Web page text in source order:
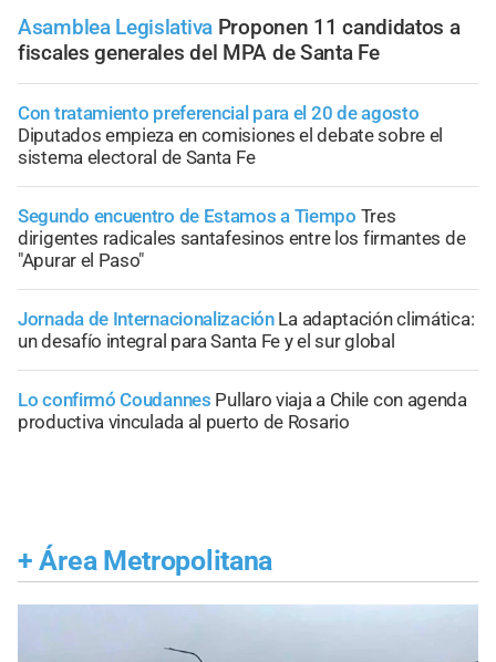
Asamblea Legislativa Proponen 11 candidatos a
fiscales generales del MPA de Santa Fe
Con tratamiento preferencial para el 20 de agosto
Diputados empieza en comisiones el debate sobre el
sistema electoral de Santa Fe
Segundo encuentro de Estamos a Tiempo Tres
dirigentes radicales santafesinos entre los firmantes de
"Apurar el Paso"
Jornada de Internacionalización La adaptación climática:
un desafío integral para Santa Fe y el sur global
Lo confirmó Coudannes Pullaro viaja a Chile con agenda
productiva vinculada al puerto de Rosario
+ Área Metropolitana